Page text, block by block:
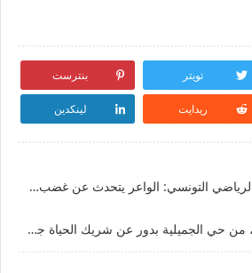
تويتر بنترست
ريدايت لينكدين
داخل كواليس الترجي الرياضي التونسي: الواعر يتحدث عن غضب المدب وتغييرات مرتقبة تهز الفريق!
سورية من مدينة حلب، من حي الجميلية بدور عن شريك الحياة جاد قصد الزواج